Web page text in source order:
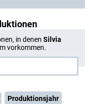
in denen Silvia
vorkommen.
Produktionsjahr